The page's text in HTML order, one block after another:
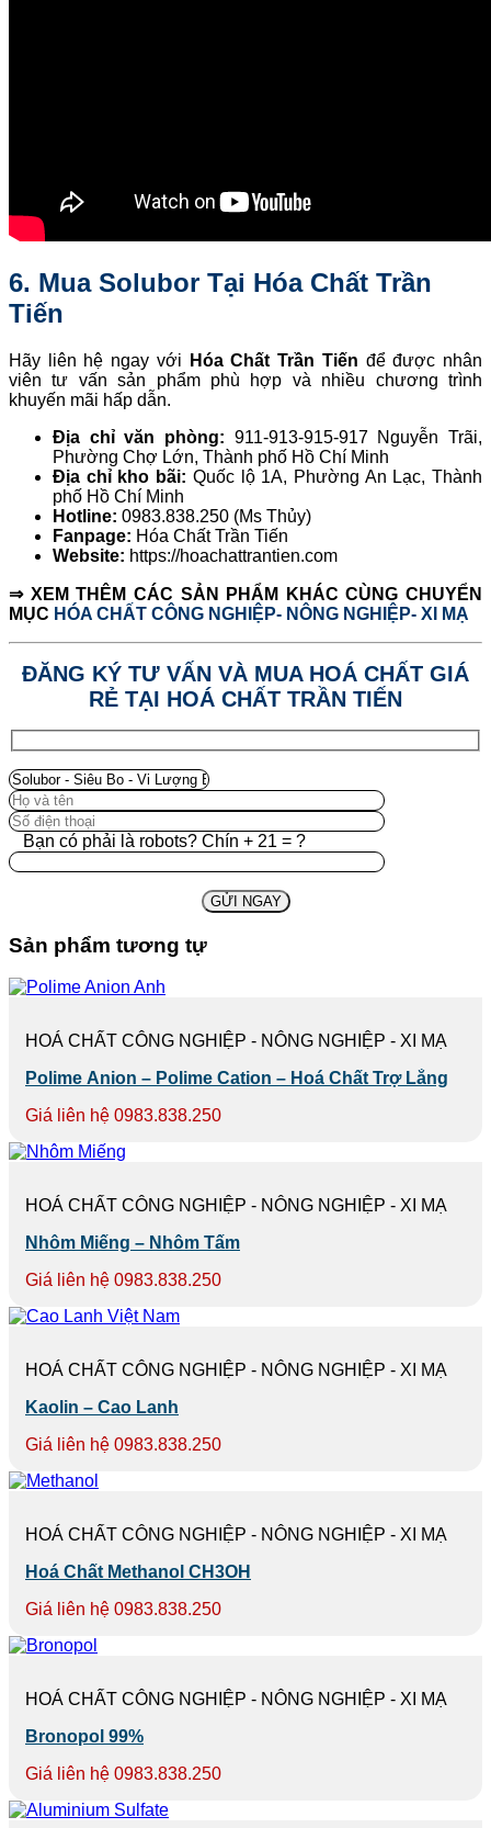
6. Mua Solubor Tại Hóa Chất Trần
Tiến
Hãy liên hệ ngay với Hóa Chất Trần Tiến để được nhân
viên tư vấn sản phẩm phù hợp và nhiều chương trình
khuyến mãi hấp dẫn.
Địa chỉ văn phòng: 911-913-915-917 Nguyễn Trãi,
Phường Chợ Lớn, Thành phố Hồ Chí Minh
Địa chỉ kho bãi: Quốc lộ 1A, Phường An Lạc, Thành
phố Hồ Chí Minh
Hotline: 0983.838.250 (Ms Thủy)
Fanpage: Hóa Chất Trần Tiến
Website: https://hoachattrantien.com
⇒ XEM THÊM CÁC SẢN PHẨM KHÁC CÙNG CHUYỂN
MỤC HÓA CHẤT CÔNG NGHIỆP- NÔNG NGHIỆP- XI MẠ
ĐĂNG KÝ TƯ VẤN VÀ MUA HOÁ CHẤT GIÁ
RẺ TẠI HOÁ CHẤT TRẦN TIẾN
Bạn có phải là robots? Chín + 21 = ?
Sản phẩm tương tự
HOÁ CHẤT CÔNG NGHIỆP - NÔNG NGHIỆP - XI MẠ
Polime Anion – Polime Cation – Hoá Chất Trợ Lắng
Giá liên hệ 0983.838.250
HOÁ CHẤT CÔNG NGHIỆP - NÔNG NGHIỆP - XI MẠ
Nhôm Miếng – Nhôm Tấm
Giá liên hệ 0983.838.250
HOÁ CHẤT CÔNG NGHIỆP - NÔNG NGHIỆP - XI MẠ
Kaolin – Cao Lanh
Giá liên hệ 0983.838.250
HOÁ CHẤT CÔNG NGHIỆP - NÔNG NGHIỆP - XI MẠ
Hoá Chất Methanol CH3OH
Giá liên hệ 0983.838.250
HOÁ CHẤT CÔNG NGHIỆP - NÔNG NGHIỆP - XI MẠ
Bronopol 99%
Giá liên hệ 0983.838.250